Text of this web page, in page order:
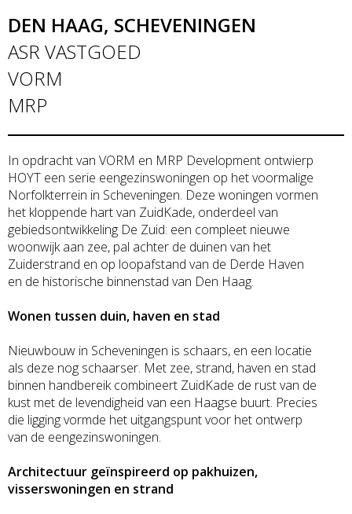
DEN HAAG, SCHEVENINGEN
ASR VASTGOED
VORM
MRP
In opdracht van VORM en MRP Development ontwierp
HOYT een serie eengezinswoningen op het voormalige
Norfolkterrein in Scheveningen. Deze woningen vormen
het kloppende hart van ZuidKade, onderdeel van
gebiedsontwikkeling De Zuid: een compleet nieuwe
woonwijk aan zee, pal achter de duinen van het
Zuiderstrand en op loopafstand van de Derde Haven
en de historische binnenstad van Den Haag.
Wonen tussen duin, haven en stad
Nieuwbouw in Scheveningen is schaars, en een locatie
als deze nog schaarser. Met zee, strand, haven en stad
binnen handbereik combineert ZuidKade de rust van de
kust met de levendigheid van een Haagse buurt. Precies
die ligging vormde het uitgangspunt voor het ontwerp
van de eengezinswoningen.
Architectuur geïnspireerd op pakhuizen,
visserswoningen en strand